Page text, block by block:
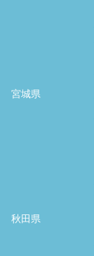
宮城県
秋田県